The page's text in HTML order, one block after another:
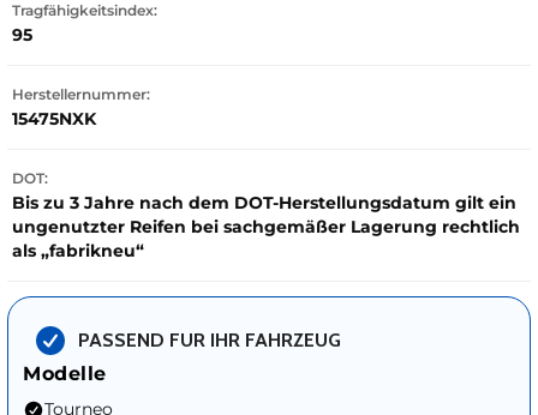
Tragfähigkeitsindex:
95
Herstellernummer:
15475NXK
DOT:
Bis zu 3 Jahre nach dem DOT-Herstellungsdatum gilt ein
ungenutzter Reifen bei sachgemäßer Lagerung rechtlich
als „fabrikneu“
PASSEND FUR IHR FAHRZEUG
Modelle
Tourneo